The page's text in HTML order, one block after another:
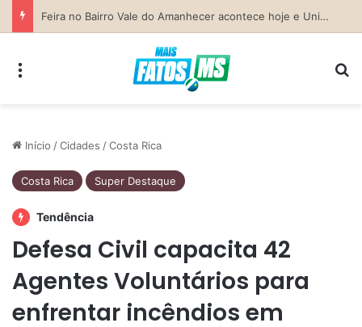
Previsão do Tempo para Costa Rica nesta sexta-feira (7)
Início /Cidades /Costa Rica
Costa Rica Super Destaque
Tendência
Defesa Civil capacita 42
Agentes Voluntários para
enfrentar incêndios em